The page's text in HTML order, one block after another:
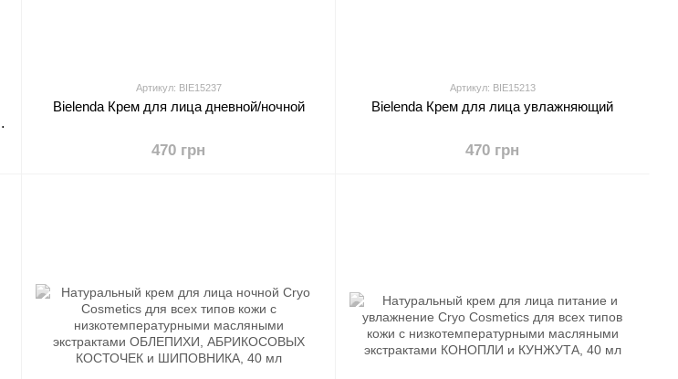
Артикул: BIE15237
Bielenda Крем для лица дневной/ночной
470 грн
Артикул: BIE15213
Bielenda Крем для лица увлажняющий
470 грн